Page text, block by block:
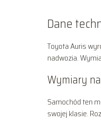
Dane
Toyota Auris
nadwozia.
Wymiary
Samochód ten
swojej klasie.